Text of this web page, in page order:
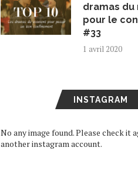
dramas
pour le
#33
1 avril 2020
INSTAGRAM
No any image found. Please check it
another instagram account.